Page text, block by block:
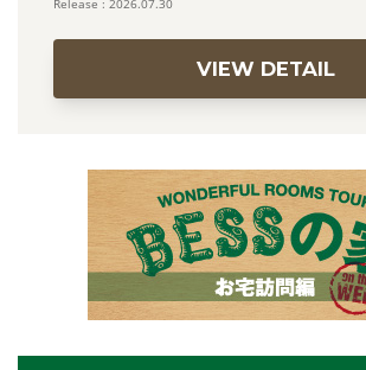
2026.07.30
VIEW DETAIL